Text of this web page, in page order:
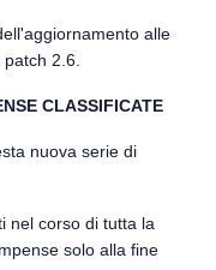
alle
2.6.
CLASSIFICATE
nuova serie di
nel corso di tutta la
solo alla fine